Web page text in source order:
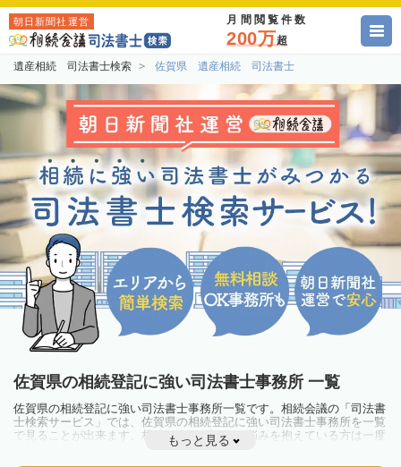
朝日新聞社運営 月間閲覧件数
200万超
遺産相続 司法書士検索 佐賀県 遺産相続 司法書士
佐賀県の相続登記に強い司法書士事務所 一覧
佐賀県の相続登記に強い司法書士事務所一覧です。相続会議の「司法書
士検索サービス」では、佐賀県の相続登記に強い司法書士事務所を一覧
で見ることが出来ます。相続のトラブルやお悩みを抱えている方は一度
近隣の司法書士に相談してみましょう。
もっと見る